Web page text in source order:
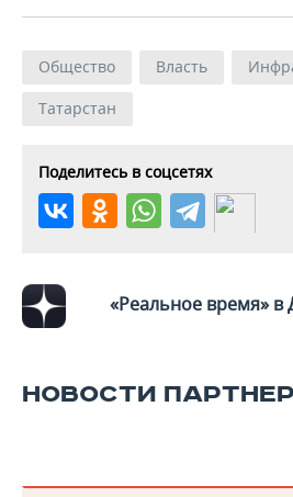
Общество Власть
Татарстан
Поделитесь в соцсетях
«Реальное время» в
НОВОСТИ